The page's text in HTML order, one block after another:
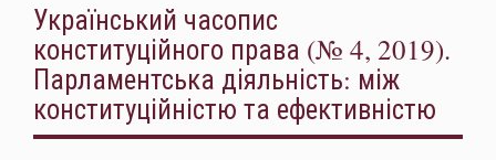
Український часопис
конституційного права (№ 4, 2019).
Парламентська діяльність: між
конституційністю та ефективністю